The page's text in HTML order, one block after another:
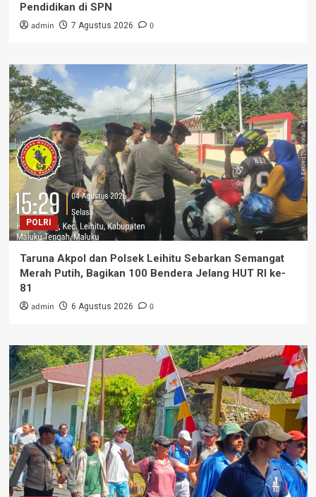
Pendidikan di SPN
admin 7 Agustus 2026 0
POLRI
Taruna Akpol dan Polsek Leihitu Sebarkan Semangat
Merah Putih, Bagikan 100 Bendera Jelang HUT RI ke-
81
admin 6 Agustus 2026 0